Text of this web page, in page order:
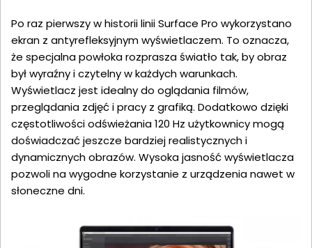
Po raz pierwszy w historii linii Surface Pro wykorzystano
ekran z antyrefleksyjnym wyświetlaczem. To oznacza,
że specjalna powłoka rozprasza światło tak, by obraz
był wyraźny i czytelny w każdych warunkach.
Wyświetlacz jest idealny do oglądania filmów,
przeglądania zdjęć i pracy z grafiką. Dodatkowo dzięki
częstotliwości odświeżania 120 Hz użytkownicy mogą
doświadczać jeszcze bardziej realistycznych i
dynamicznych obrazów. Wysoka jasność wyświetlacza
pozwoli na wygodne korzystanie z urządzenia nawet w
słoneczne dni.